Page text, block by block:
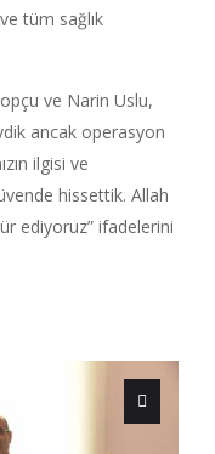
tüm sağlık
ve Narin Uslu,
ancak operasyon
ilgisi ve
hissettik. Allah
ediyoruz” ifadelerini